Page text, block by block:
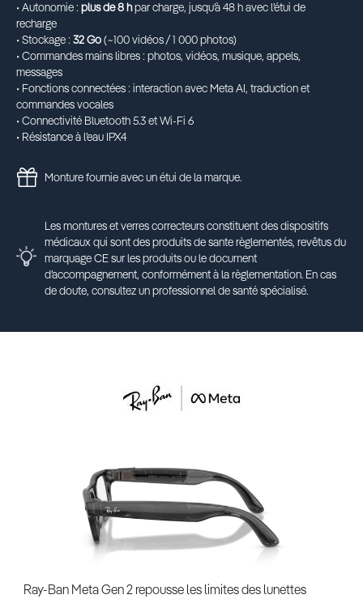
• Autonomie : plus de 8 hpar charge, jusqu’à 48 h avec l’étui de
recharge
• Stockage : 32 Go (~100 vidéos / 1 000 photos)
• Commandes mains libres : photos, vidéos, musique, appels,
messages
• Fonctions connectées : interaction avec Meta AI, traduction et
commandes vocales
• Connectivité Bluetooth 5.3 et Wi-Fi 6
• Résistance à l’eau IPX4
Monture fournie avec un étui de la marque.
Les montures et verres correcteurs constituent des dispositifs
médicaux qui sont des produits de sante règlementés, revêtus du
marquage CE sur les produits ou le document
d’accompagnement, conformément à la règlementation. En cas
de doute, consultez un professionnel de santé spécialisé.
Ray-Ban Meta Gen 2 repousse les limites des lunettes